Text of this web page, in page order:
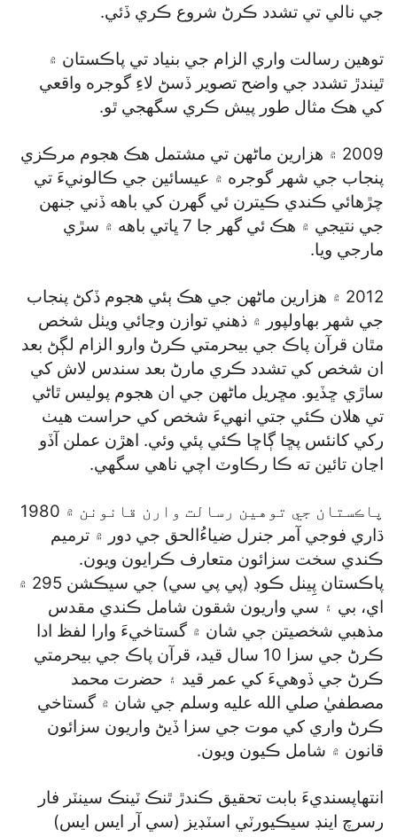
جي نالي تي تشدد ڪرڻ شروع ڪري ڏئي.
توهين رسالت واري الزام جي بنياد تي پاڪستان ۾
ٿيندڙ تشدد جي واضح تصوير ڏسڻ لاءِ گوجره واقعي
کي هڪ مثال طور پيش ڪري سگھجي ٿو.
2009 ۾ هزارين ماڻهن تي مشتمل هڪ هجوم مرڪزي
پنجاب جي شهر گوجره ۾ عيسائين جي ڪالونيءَ تي
چڙهائي ڪندي ڪيترن ئي گھرن کي باهه ڏني جنهن
جي نتيجي ۾ هڪ ئي گھر جا 7 ڀاتي باهه ۾ سڙي
مارجي ويا.
2012 ۾ هزارين ماڻهن جي هڪ ٻئي هجوم ڏکڻ پنجاب
جي شهر بهاولپور ۾ ذهني توازن وڃائي ويٺل شخص
مٿان قرآن پاڪ جي بيحرمتي ڪرڻ وارو الزام لڳڻ بعد
ان شخص کي تشدد ڪري مارڻ بعد سندس لاش کي
ساڙي ڇڏيو. مڇريل ماڻهن جي ان هجوم پوليس ٿاڻي
تي هلان ڪئي جتي انهيءَ شخص کي حراست هيٺ
رکي کانئس پڇا ڳاڇا ڪئي پئي وئي. اهڙن عملن آڏو
اڃان تائين ته ڪا رڪاوٽ اچي ناهي سگھي.
پاڪستان جي توهين رسالت وارن قانونن ۾ 1980
ڌاري فوجي آمر جنرل ضياءُالحق جي دور ۾ ترميم
ڪندي سخت سزائون متعارف ڪرايون ويون.
پاڪستان پِينل ڪوڊ (پي پي سي) جي سيڪشن 295 ۾
اي، بي ۽ سي واريون شقون شامل ڪندي مقدس
مذهبي شخصيتن جي شان ۾ گستاخيءَ وارا لفظ ادا
ڪرڻ جي سزا 10 سال قيد، قرآن پاڪ جي بيحرمتي
ڪرڻ جي ڏوهيءَ کي عمر قيد ۽ حضرت محمد
مصطفيٰ صلي الله عليه وسلم جي شان ۾ گستاخي
ڪرڻ واري کي موت جي سزا ڏيڻ واريون سزائون
قانون ۾ شامل ڪيون ويون.
انتهاپسنديءَ بابت تحقيق ڪندڙ ٿنڪ ٽينڪ سينٽر فار
رسرچ اينڊ سيڪيورٽي اسٽڊيز (سي آر ايس ايس)